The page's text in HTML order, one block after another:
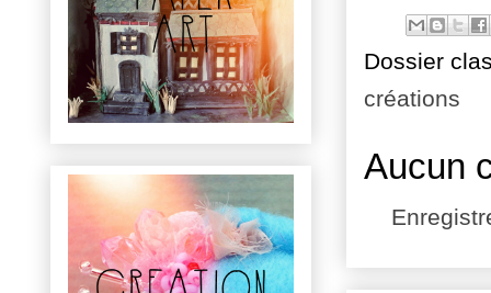
Dossier
créations
Aucun